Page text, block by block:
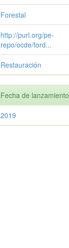
Forestal
http://purl.org/pe-
repo/ocde/ford...
Restauración
Fecha de lanzamiento
2019